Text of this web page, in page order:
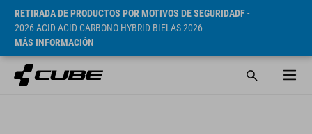
RETIRADA DE PRODUCTOS POR MOTIVOS DE SEGURIDADF-
2026 ACID ACID CARBONO HYBRID BIELAS 2026
MÁS INFORMACIÓN